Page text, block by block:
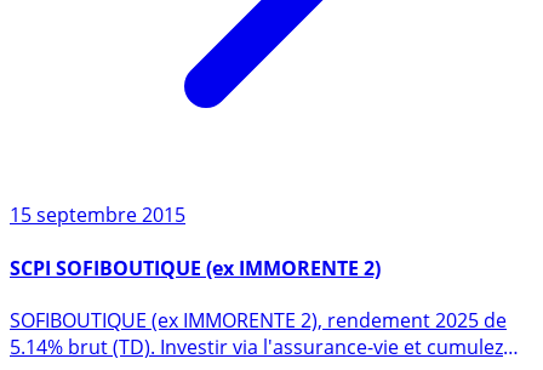
SOFIBOUTIQUE (ex IMMORENTE 2), rendement 2025 de